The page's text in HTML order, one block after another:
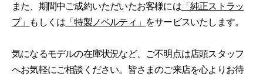
また、期間中ご成約いただいたお客様には「純正ストラッ
プ」
もしくは 「特製ノベルティ」 をサービスいたします。
気になるモデルの在庫状況など、ご不明点は店頭スタッフ
へお気軽にご相談ください。皆さまのご来店を心よりお待